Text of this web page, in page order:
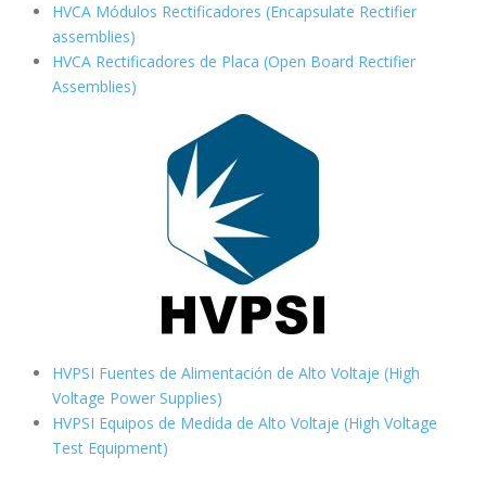
HVCA Módulos Rectificadores (Encapsulate Rectifier
assemblies)
HVCA Rectificadores de Placa (Open Board Rectifier
Assemblies)
HVPSI Fuentes de Alimentación de Alto Voltaje (High
Voltage Power Supplies)
HVPSI Equipos de Medida de Alto Voltaje (High Voltage
Test Equipment)